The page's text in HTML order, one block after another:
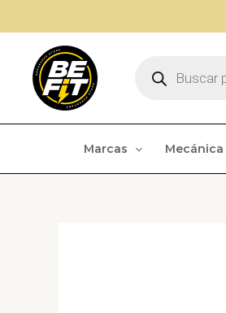
al
contenido
productos
Marcas Mecánica